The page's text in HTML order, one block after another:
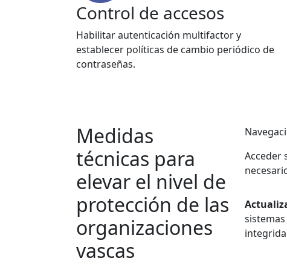
Control de accesos
Habilitar autenticación multifactor y
establecer políticas de cambio periódico de
contraseñas.
Medidas
técnicas para
elevar el nivel de
protección de las
organizaciones
vascas
Acceder